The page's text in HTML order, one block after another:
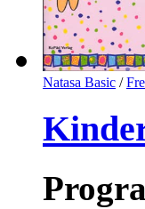
Natasa Basic /